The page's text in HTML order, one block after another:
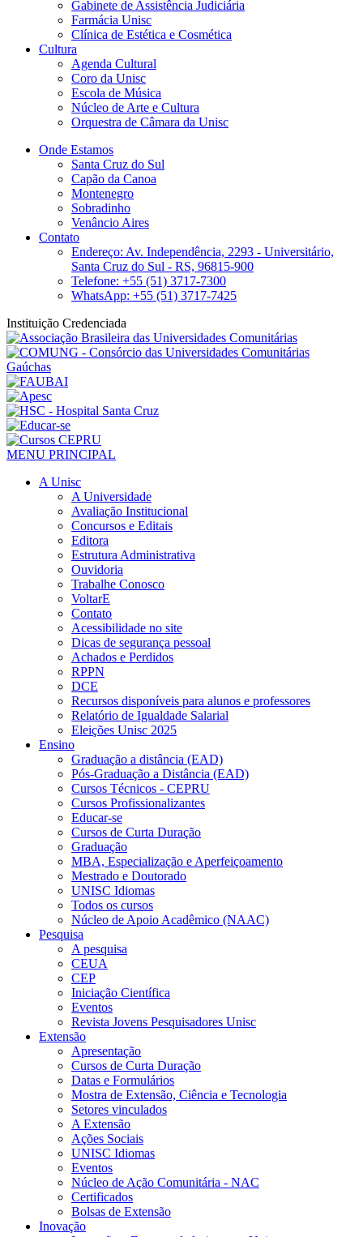
Gabinete de Assistência Judiciária
Farmácia Unisc
Clínica de Estética e Cosmética
Cultura
Agenda Cultural
Coro da Unisc
Escola de Música
Núcleo de Arte e Cultura
Orquestra de Câmara da Unisc
Onde Estamos
Santa Cruz do Sul
Capão da Canoa
Montenegro
Sobradinho
Venâncio Aires
Contato
Endereço: Av. Independência, 2293 - Universitário,
Santa Cruz do Sul - RS, 96815-900
Telefone: +55 (51) 3717-7300
WhatsApp: +55 (51) 3717-7425
Instituição Credenciada
MENU PRINCIPAL
A Unisc
A Universidade
Avaliação Institucional
Concursos e Editais
Editora
Estrutura Administrativa
Ouvidoria
Trabalhe Conosco
VoltarE
Contato
Acessibilidade no site
Dicas de segurança pessoal
Achados e Perdidos
RPPN
DCE
Recursos disponíveis para alunos e professores
Relatório de Igualdade Salarial
Eleições Unisc 2025
Ensino
Graduação a distância (EAD)
Pós-Graduação a Distância (EAD)
Cursos Técnicos - CEPRU
Cursos Profissionalizantes
Educar-se
Cursos de Curta Duração
Graduação
MBA, Especialização e Aperfeiçoamento
Mestrado e Doutorado
UNISC Idiomas
Todos os cursos
Núcleo de Apoio Acadêmico (NAAC)
Pesquisa
A pesquisa
CEUA
CEP
Iniciação Científica
Eventos
Revista Jovens Pesquisadores Unisc
Extensão
Apresentação
Cursos de Curta Duração
Datas e Formulários
Mostra de Extensão, Ciência e Tecnologia
Setores vinculados
A Extensão
Ações Sociais
UNISC Idiomas
Eventos
Núcleo de Ação Comunitária - NAC
Certificados
Bolsas de Extensão
Inovação